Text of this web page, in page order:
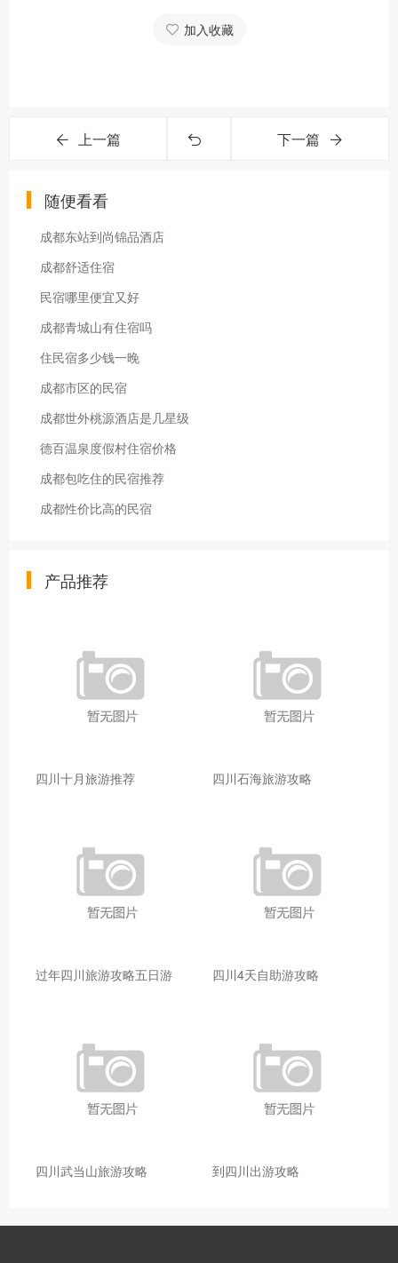
加入收藏
上一篇 下一篇
随便看看
成都东站到尚锦品酒店
成都舒适住宿
民宿哪里便宜又好
成都青城山有住宿吗
住民宿多少钱一晚
成都市区的民宿
成都世外桃源酒店是几星级
德百温泉度假村住宿价格
成都包吃住的民宿推荐
成都性价比高的民宿
产品推荐
四川十月旅游推荐 四川石海旅游攻略
过年四川旅游攻略五日游 四川4天自助游攻略
四川武当山旅游攻略 到四川出游攻略